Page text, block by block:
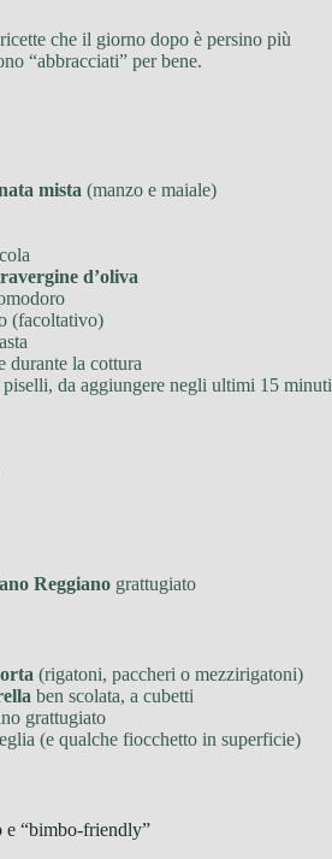
che il giorno dopo è persino più
“abbracciati” per bene.
mista (manzo e maiale)
d’oliva
(facoltativo)
durante la cottura
da aggiungere negli ultimi 15 minuti
Reggiano grattugiato
(rigatoni, paccheri o mezzirigatoni)
ben scolata, a cubetti
grattugiato
(e qualche fiocchetto in superficie)
e “bimbo-friendly”